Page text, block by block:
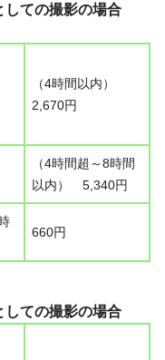
しての撮影の場合
（4時間以内）
2,670円
（4時間超～8時間
以内） 5,340円
660円
しての撮影の場合